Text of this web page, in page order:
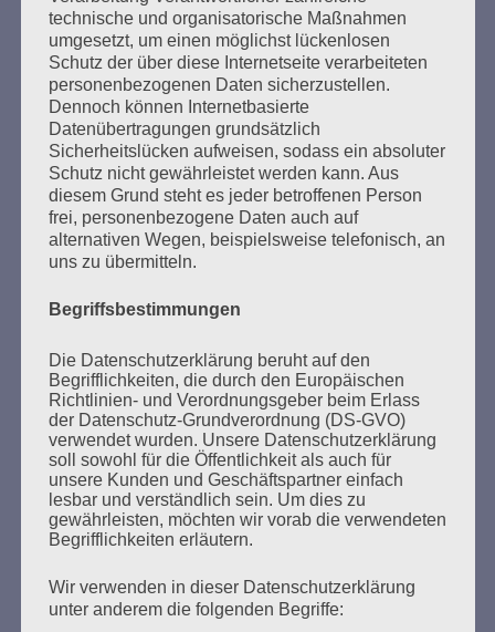
dennoch voller Respekt vor der Würde und Freiheit
der Anderen – das ist eine der großen Aufgaben, an
denen die Gesellschaft auf Gedeih und Verderb
nicht scheitern darf.
Esther Bejarano - 24. Januar 2021
NACH:
MARATHONLESUNG AUS DEN
VERBRANNTEN BÜCHERN
technische und organisatorische Maßnahmen
umgesetzt, um einen möglichst lückenlosen
Schutz der über diese Internetseite verarbeiteten
personenbezogenen Daten sicherzustellen.
Dennoch können Internetbasierte
Datenübertragungen grundsätzlich
Sicherheitslücken aufweisen, sodass ein absoluter
Schutz nicht gewährleistet werden kann. Aus
diesem Grund steht es jeder betroffenen Person
frei, personenbezogene Daten auch auf
alternativen Wegen, beispielsweise telefonisch, an
uns zu übermitteln.
Begriffsbestimmungen
Die Datenschutzerklärung beruht auf den
Begrifflichkeiten, die durch den Europäischen
Richtlinien- und Verordnungsgeber beim Erlass
der Datenschutz-Grundverordnung (DS-GVO)
verwendet wurden. Unsere Datenschutzerklärung
soll sowohl für die Öffentlichkeit als auch für
unsere Kunden und Geschäftspartner einfach
lesbar und verständlich sein. Um dies zu
gewährleisten, möchten wir vorab die verwendeten
Begrifflichkeiten erläutern.
Wir verwenden in dieser Datenschutzerklärung
unter anderem die folgenden Begriffe: